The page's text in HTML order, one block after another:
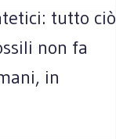
tutto ciò
non fa
in